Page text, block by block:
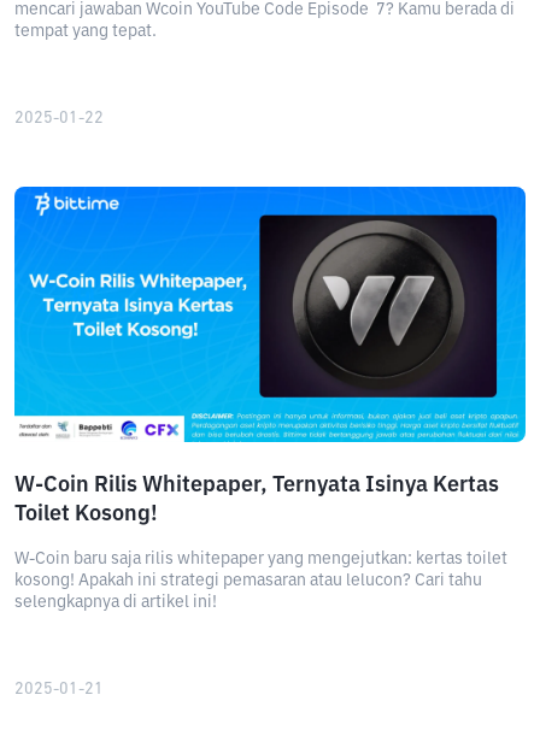
mencari jawaban Wcoin YouTube Code Episode 7? Kamu berada di
tempat yang tepat.
2025-01-22
W-Coin Rilis Whitepaper, Ternyata Isinya Kertas
Toilet Kosong!
W-Coin baru saja rilis whitepaper yang mengejutkan: kertas toilet
kosong! Apakah ini strategi pemasaran atau lelucon? Cari tahu
selengkapnya di artikel ini!
2025-01-21